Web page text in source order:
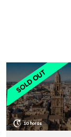
10 horas